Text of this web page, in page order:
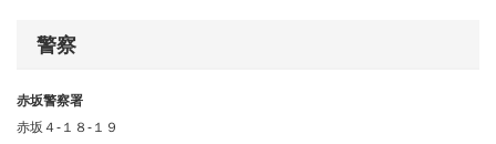
警察
赤坂警察署
赤坂４-１８-１９